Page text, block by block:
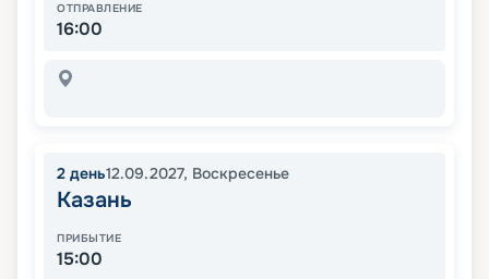
ОТПРАВЛЕНИЕ
16:00
2 день12.09.2027, Воскресенье
Казань
ПРИБЫТИЕ
15:00